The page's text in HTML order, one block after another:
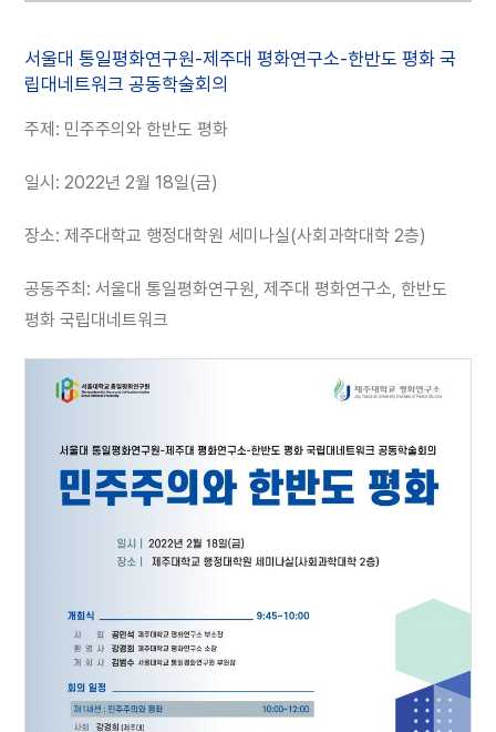
서울대 통일평화연구원-제주대 평화연구소-한반도 평화 국
립대네트워크 공동학술회의
주제: 민주주의와 한반도 평화
일시: 2022년 2월 18일(금)
장소: 제주대학교 행정대학원 세미나실(사회과학대학 2층)
공동주최: 서울대 통일평화연구원, 제주대 평화연구소, 한반도
평화 국립대네트워크